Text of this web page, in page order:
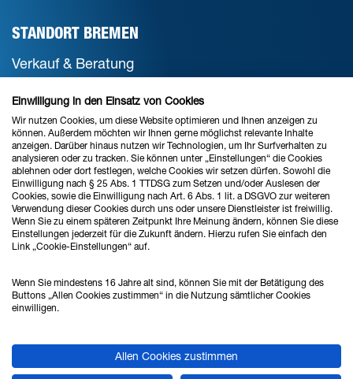
STANDORT BREMEN
Verkauf & Beratung
Ahlrich Siemens GmbH
Haferwende 16
28357 Bremen
Tel.: 0421 - 27808 - 0
Fax: 0421 - 27808 - 88
STANDORT HANNOVER
Verkauf & Beratung
Einwilligung in den Einsatz von Cookies
Wir nutzen Cookies, um diese Website optimieren und Ihnen anzeigen zu
können. Außerdem möchten wir Ihnen gerne möglichst relevante Inhalte
anzeigen. Darüber hinaus nutzen wir Technologien, um Ihr Surfverhalten zu
analysieren oder zu tracken. Sie können unter „Einstellungen“ die Cookies
ablehnen oder dort festlegen, welche Cookies wir setzen dürfen. Sowohl die
Einwilligung nach § 25 Abs. 1 TTDSG zum Setzen und/oder Auslesen der
Cookies, sowie die Einwilligung nach Art. 6 Abs. 1 lit. a DSGVO zur weiteren
Verwendung dieser Cookies durch uns oder unsere Dienstleister ist freiwillig.
Wenn Sie zu einem späteren Zeitpunkt Ihre Meinung ändern, können Sie diese
Einstellungen jederzeit für die Zukunft ändern. Hierzu rufen Sie einfach den
Link „Cookie-Einstellungen“ auf.
Wenn Sie mindestens 16 Jahre alt sind, können Sie mit der Betätigung des
Buttons „Allen Cookies zustimmen“ in die Nutzung sämtlicher Cookies
einwilligen.
Allen Cookies zustimmen